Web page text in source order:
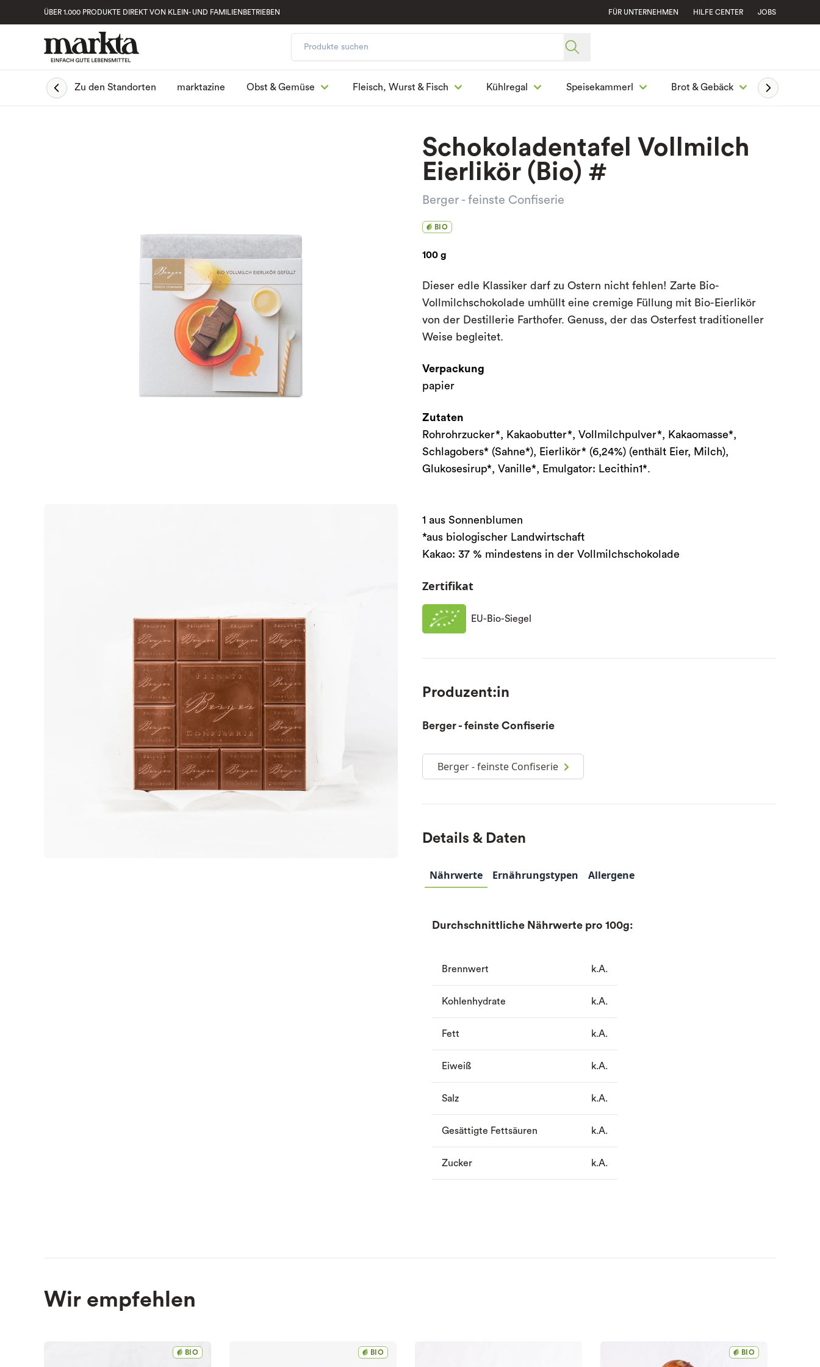
ÜBER 1.000 PRODUKTE DIREKT VON KLEIN- UND FAMILIENBETRIEBEN FÜR UNTERNEHMEN HILFE CENTER JOBS
Zu den Standorten marktazine Obst & Gemüse Fleisch, Wurst & Fisch Kühlregal Speisekammerl Brot & Gebäck
Schokoladentafel Vollmilch
Eierlikör (Bio) #
Berger - feinste Confiserie
BIO
100 g
Dieser edle Klassiker darf zu Ostern nicht fehlen! Zarte Bio-
Vollmilchschokolade umhüllt eine cremige Füllung mit Bio-Eierlikör
von der Destillerie Farthofer. Genuss, der das Osterfest traditioneller
Weise begleitet.
Verpackung
papier
Zutaten
Rohrohrzucker*, Kakaobutter*, Vollmilchpulver*, Kakaomasse*,
Schlagobers* (Sahne*), Eierlikör* (6,24%) (enthält Eier, Milch),
Glukosesirup*, Vanille*, Emulgator: Lecithin1*.
1 aus Sonnenblumen
*aus biologischer Landwirtschaft
Kakao: 37 % mindestens in der Vollmilchschokolade
Zertifikat
EU-Bio-Siegel
Produzent:in
Berger - feinste Confiserie
Berger - feinste Confiserie
Details & Daten
Nährwerte Ernährungstypen Allergene
Durchschnittliche Nährwerte pro 100g:
Brennwert k.A.
Kohlenhydrate k.A.
Fett k.A.
Eiweiß k.A.
Salz k.A.
Gesättigte Fettsäuren k.A.
Zucker k.A.
Wir empfehlen
BIO BIO BIO